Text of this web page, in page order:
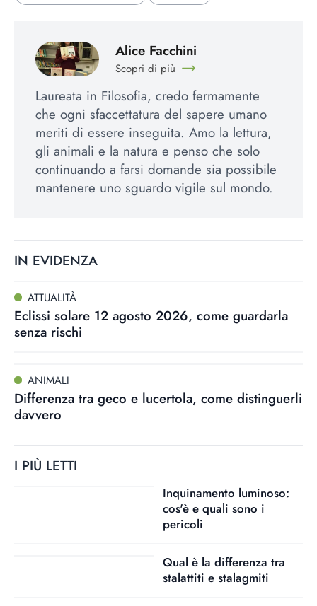
Alice Facchini
Scopri di più
Laureata in Filosofia, credo fermamente
che ogni sfaccettatura del sapere umano
meriti di essere inseguita. Amo la lettura,
gli animali e la natura e penso che solo
continuando a farsi domande sia possibile
mantenere uno sguardo vigile sul mondo.
IN EVIDENZA
ATTUALITÀ
Eclissi solare 12 agosto 2026, come guardarla
senza rischi
ANIMALI
Differenza tra geco e lucertola, come distinguerli
davvero
I PIÙ LETTI
Inquinamento luminoso:
cos'è e quali sono i
pericoli
Qual è la differenza tra
stalattiti e stalagmiti